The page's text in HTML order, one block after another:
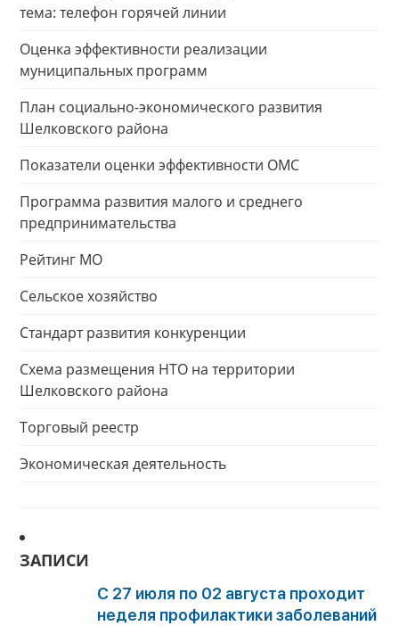
тема: телефон горячей линии
Оценка эффективности реализации
муниципальных программ
План социально-экономического развития
Шелковского района
Показатели оценки эффективности ОМС
Программа развития малого и среднего
предпринимательства
Рейтинг МО
Сельское хозяйство
Стандарт развития конкуренции
Схема размещения НТО на территории
Шелковского района
Торговый реестр
Экономическая деятельность
ЗАПИСИ
С 27 июля по 02 августа проходит
неделя профилактики заболеваний